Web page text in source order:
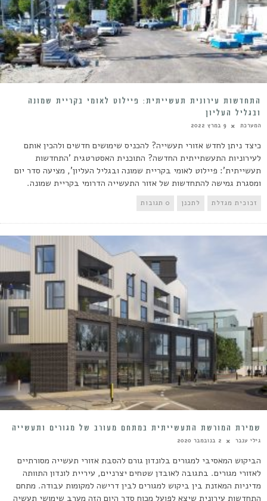
התחדשות עירונית תעשייתית: פיילוט לאומי בקריית שמונה
ובגליל העליון
המערכת 9 במרץ 2022
כיצד ניתן לחדש אזורי תעשייה? להכניס שימושים חדשים ולהכין אותם
לעירוניות התעשתייתית החדשה? התוכנית האסטרטגית 'התחדשות
תעשייתית': פיילוט לאומי בקריית שמונה ובגליל העליון', מציעה סדר יום
ומסגרת גמישה להתחדשות של אזור התעשייה הדרומי בקריית שמונה.
זכוכית מגדלת לתכנן 0 תגובות
שמירת המורשת התעשייתית במתחם מעורב של מגורים ותעשייה
גילי ענבר 2 בנובמבר 2020
הביקוש המאסיבי למגורים בלונדון גורם להסבת אזורי תעשייה מסורתיים
לאזורי מגורים. בתגובה לאובדן שטחים יצרניים, עיריית לונדון התוותה
מדיניות המאזנת בין ביקוש למגורים לבין דרישה למקומות עבודה. מתחם
התחדשות עירונית שיצא לפועל מכוח סדר היום הזה מערב שימושי תעשיה